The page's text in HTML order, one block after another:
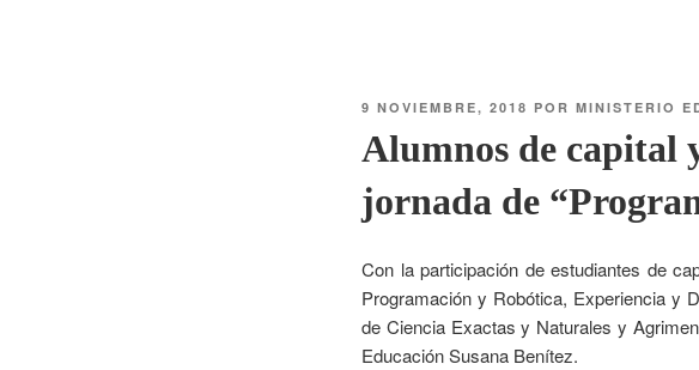
9 NOVIEMBRE, 2018 POR MINISTERIO
Alumnos de capital
jornada de
Con la participación de estudiantes de
Programación y Robótica, Experiencia y
de Ciencia Exactas y Naturales y
Educación Susana Benítez.